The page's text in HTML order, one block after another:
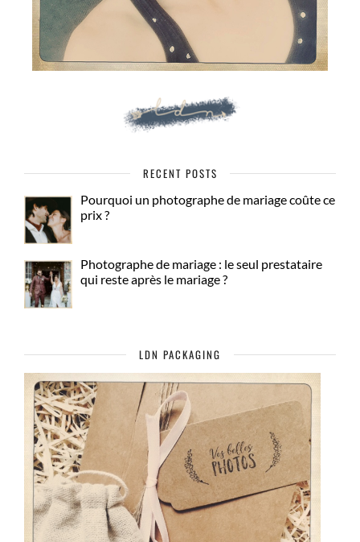
RECENT POSTS
Pourquoi un photographe de mariage coûte ce
prix ?
Photographe de mariage : le seul prestataire
qui reste après le mariage ?
LDN PACKAGING